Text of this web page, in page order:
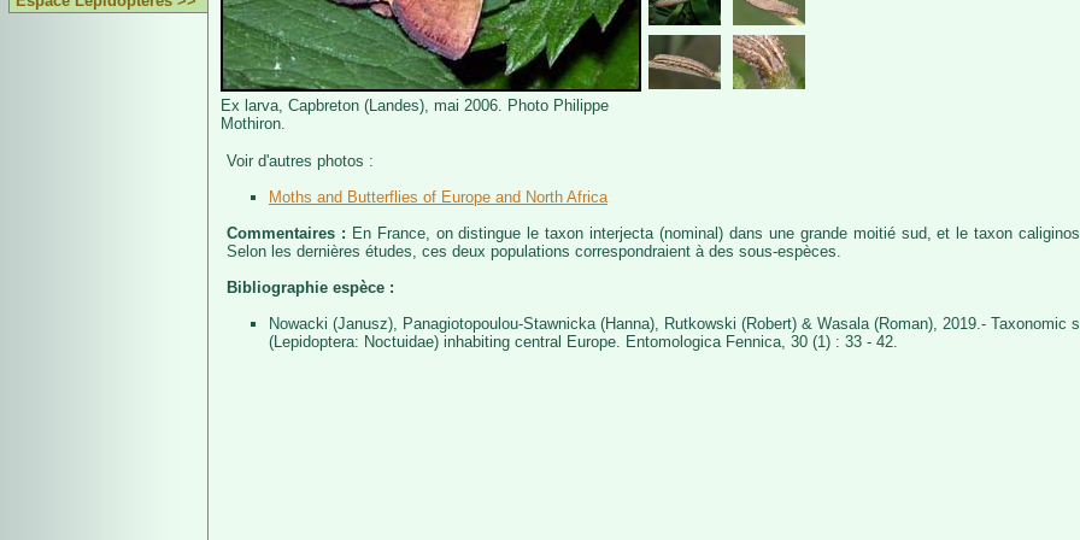
Ex larva, Capbreton (Landes), mai 2006. Photo Philippe
Mothiron.
Voir d'autres photos :
Moths and Butterflies of Europe and North Africa
Commentaires : En France, on distingue le taxon interjecta (nominal) dans une grande moitié sud, et le taxon
Selon les dernières études, ces deux populations correspondraient à des sous-espèces.
Bibliographie espèce :
Nowacki (Janusz), Panagiotopoulou-Stawnicka (Hanna), Rutkowski (Robert) & Wasala (Roman), 2019.-
(Lepidoptera: Noctuidae) inhabiting central Europe. Entomologica Fennica, 30 (1) : 33 - 42.